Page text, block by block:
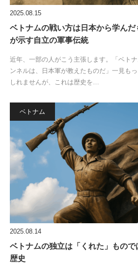
2025.08.15
ベトナムの戦い方は日本から学ん
が示す自立の軍事伝統
近年、一部の人がこう主張します。「ベト
ンネルは、日本軍が教えたものだ」一見も
しれませんが、これは歴史を…
ベトナム
2025.08.14
ベトナムの独立は「くれた」もの
歴史